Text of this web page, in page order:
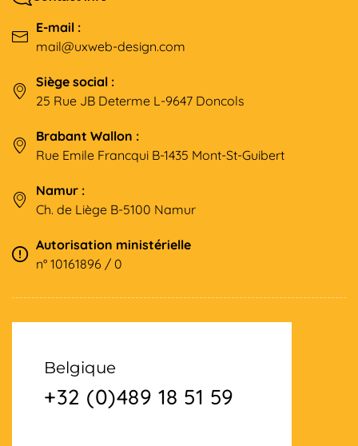
E-mail :
mail@uxweb-design.com
Siège social :
25 Rue JB Determe L-9647 Doncols
Brabant Wallon :
Rue Emile Francqui B-1435 Mont-St-Guibert
Namur :
Ch. de Liège B-5100 Namur
Autorisation ministérielle
n° 10161896 / 0
Belgique
+32 (0)489 18 51 59